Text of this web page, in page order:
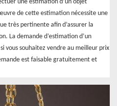
une estimation d’un objet
de cette estimation nécessite une
très pertinente afin d’assurer la
La demande d’estimation d’un
vous souhaitez vendre au meilleur prix
est faisable gratuitement et